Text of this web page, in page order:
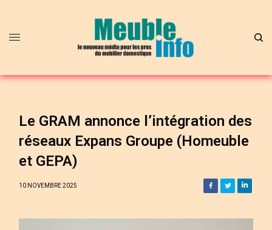
Le GRAM annonce l’intégration des
réseaux Expans Groupe (Homeuble
et GEPA)
10 NOVEMBRE 2025